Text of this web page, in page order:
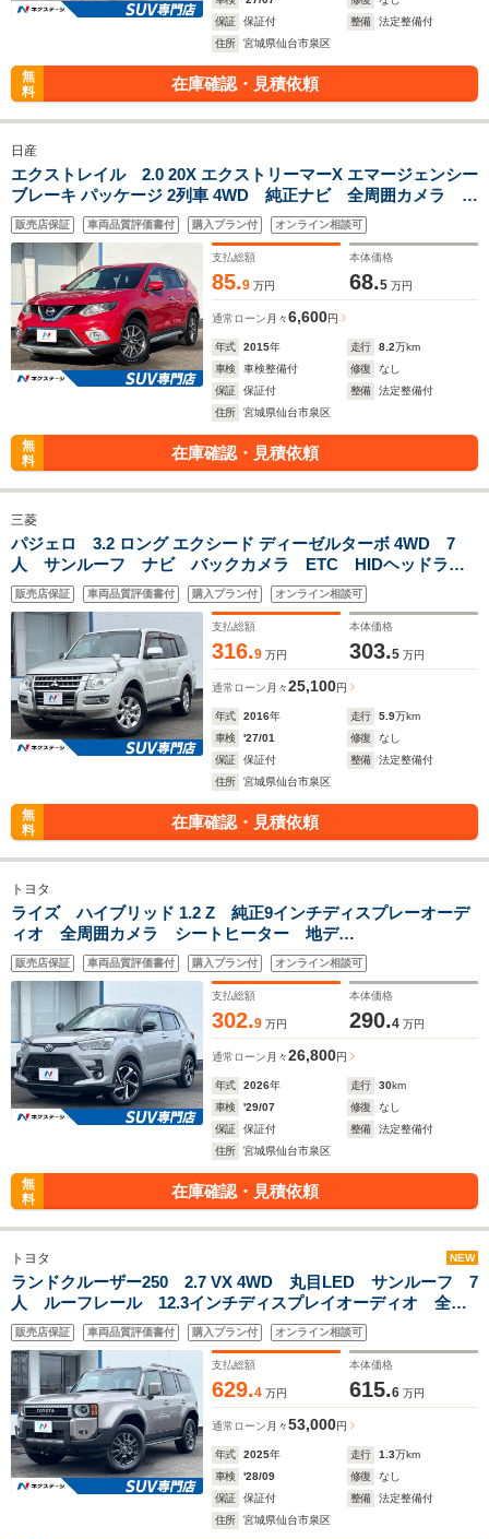
保証
保証付 整備
法定整備付
住所
宮城県仙台市泉区
無
料
在庫確認・見積依頼
日産
エクストレイル 2.0 20X エクストリーマーX エマージェンシー
ブレーキ パッケージ 2列車 4WD 純正ナビ 全周囲カメラ デ
ジタルミラー パワーバックドア LEDヘッドライト 防水シ
ート/シートヒーター エマージェンシーブレーキ クルーズコ
ントロール CD/DVD/地デジ 禁煙車
販売店保証 車両品質評価書付 購入プラン付 オンライン相談可
支払総額
85.9 万円
本体価格
68.5 万円
通常ローン 月々6,600円
年式 2015年 走行 8.2万km
車検
車検整備付 修復
なし
保証
保証付 整備
法定整備付
住所
宮城県仙台市泉区
無
料
在庫確認・見積依頼
三菱
パジェロ 3.2 ロング エクシード ディーゼルターボ 4WD 7
人 サンルーフ ナビ バックカメラ ETC HIDヘッドライ
ト クルコン シートヒーター/シートカバー AC100V電源
革巻きステアリング キーレスエントリー 純正17インチアル
ミホイール 禁煙車
販売店保証 車両品質評価書付 購入プラン付 オンライン相談可
支払総額
316.9 万円
本体価格
303.5 万円
通常ローン 月々25,100円
年式 2016年 走行 5.9万km
車検
'27/01 修復
なし
保証
保証付 整備
法定整備付
住所
宮城県仙台市泉区
無
料
在庫確認・見積依頼
トヨタ
ライズ ハイブリッド 1.2 Z 純正9インチディスプレーオーデ
ィオ 全周囲カメラ シートヒーター 地デ
ジ/AppleCarPlay 純正17インチアルミ レーダークルーズ
革巻きステアリング/ステアリングリモコン 寒冷地仕様
販売店保証 車両品質評価書付 購入プラン付 オンライン相談可
支払総額
302.9 万円
本体価格
290.4 万円
通常ローン 月々26,800円
年式 2026年 走行 30km
車検
'29/07 修復
なし
保証
保証付 整備
法定整備付
住所
宮城県仙台市泉区
無
料
在庫確認・見積依頼
トヨタ NEW
ランドクルーザー250 2.7 VX 4WD 丸目LED サンルーフ 7
人 ルーフレール 12.3インチディスプレイオーディオ 全周
囲カメラ デジタルミラー 純正18インチアルミ 革シート/ベ
ンチレーション/シートヒーター レーダークルーズ
販売店保証 車両品質評価書付 購入プラン付 オンライン相談可
支払総額
629.4 万円
本体価格
615.6 万円
通常ローン 月々53,000円
年式 2025年 走行 1.3万km
車検
'28/09 修復
なし
保証
保証付 整備
法定整備付
住所
宮城県仙台市泉区